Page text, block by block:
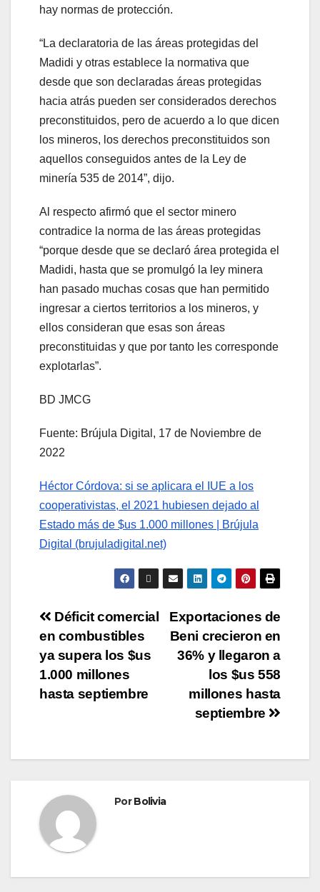
hay normas de protección.
“La declaratoria de las áreas protegidas del
Madidi y otras establece la normativa que
desde que son declaradas áreas protegidas
hacia atrás pueden ser considerados derechos
preconstituidos, pero de acuerdo a lo que dicen
los mineros, los derechos preconstituidos son
aquellos conseguidos antes de la Ley de
minería 535 de 2014”, dijo.
Al respecto afirmó que el sector minero
contradice la norma de las áreas protegidas
“porque desde que se declaró área protegida el
Madidi, hasta que se promulgó la ley minera
han pasado muchas cosas que han permitido
ingresar a ciertos territorios a los mineros, y
ellos consideran que esas son áreas
preconstituidas y que por tanto les corresponde
explotarlas”.
BD JMCG
Fuente: Brújula Digital, 17 de Noviembre de
2022
Héctor Córdova: si se aplicara el IUE a los
cooperativistas, el 2021 hubiesen dejado al
Estado más de $us 1.000 millones | Brújula
Digital (brujuladigital.net)
Exportaciones de
Beni crecieron en
36% y llegaron a
los $us 558
millones hasta
septiembre
Déficit comercial
en combustibles
ya supera los $us
1.000 millones
hasta septiembre
PorBolivia